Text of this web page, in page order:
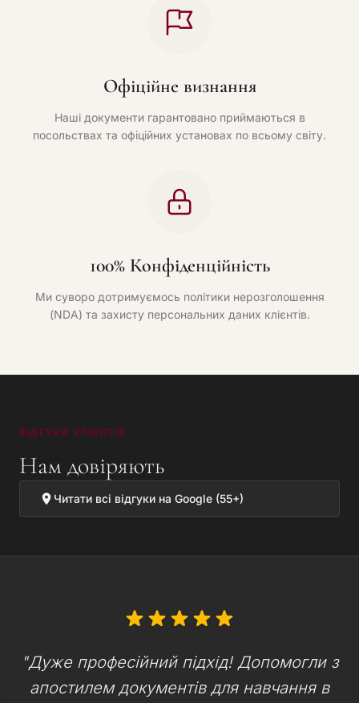
Офіційне визнання
Наші документи гарантовано приймаються в
посольствах та офіційних установах по всьому світу.
100% Конфіденційність
Ми суворо дотримуємось політики нерозголошення
(NDA) та захисту персональних даних клієнтів.
ВІДГУКИ КЛІЄНТІВ
Нам довіряють
Читати всі відгуки на Google (55+)
"Дуже професійний підхід! Допомогли з
апостилем документів для навчання в